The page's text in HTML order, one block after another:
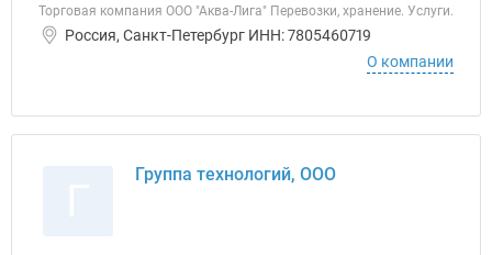
Торговая компания ООО "Аква-Лига" Перевозки, хранение. Услуги.
Россия, Санкт-Петербург ИНН: 7805460719
О компании
Группа технологий, ООО